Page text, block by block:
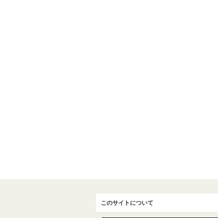
このサイトについて